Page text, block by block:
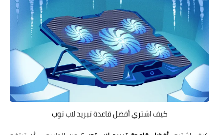
كيف اشتري أفضل قاعدة تبريد لاب توب